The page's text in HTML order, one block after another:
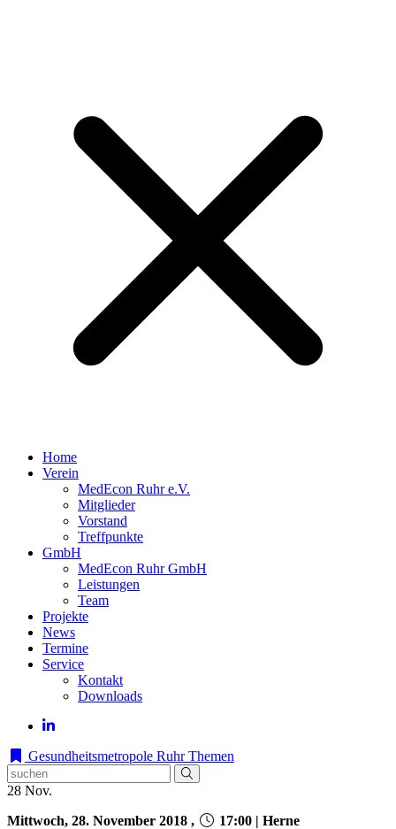
Home
Verein
MedEcon Ruhr e.V.
Mitglieder
Vorstand
Treffpunkte
GmbH
MedEcon Ruhr GmbH
Leistungen
Team
Projekte
News
Termine
Service
Kontakt
Downloads
Gesundheitsmetropole Ruhr Themen
28 Nov.
Mittwoch, 28. November 2018 ,
17:00 | Herne